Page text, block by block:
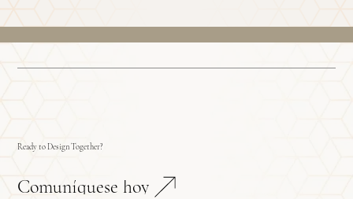
Ready to Design Together?
Comuníquese hoy